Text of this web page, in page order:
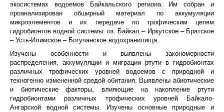
экосистемах водоемов Байкальского региона. Им собран и
проанализирован обширный материал по аккумуляции
микроэлементов и их передаче по трофическим цепям
гидробионтов водной системы: оз. Байкал – Иркутское – Братское
– Усть-Илимское – Богучанское водохранилища.
Изучены особенности и выявлены закономерности
распределения, аккумуляции и миграции ртути в гидробионтах
различных трофических уровней водоемов с природной и
техногенно измененной средой обитания. Выявлены абиотические
и биотические факторы, влияющие на накопление ртути
гидробионтами различных трофических уровней Байкало-
Ангарской водной системы. Изучены основные природные и